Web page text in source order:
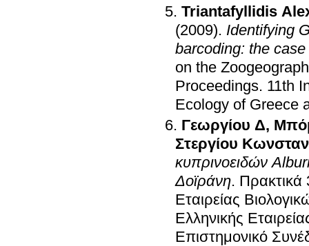
Triantafyllidis
(2009). Identifying
barcoding: the
on the
Proceedings. 11th
Ecology of Greece
Γεωργίου Δ,
Στεργίου
κυπρινοειδών
Δοϊράνη. Πρακτικά
Εταιρείας
Ελληνικής
Επιστημονικό